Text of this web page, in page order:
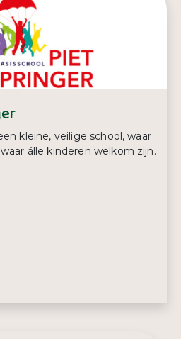
kleine, veilige school, waar
álle kinderen welkom zijn.